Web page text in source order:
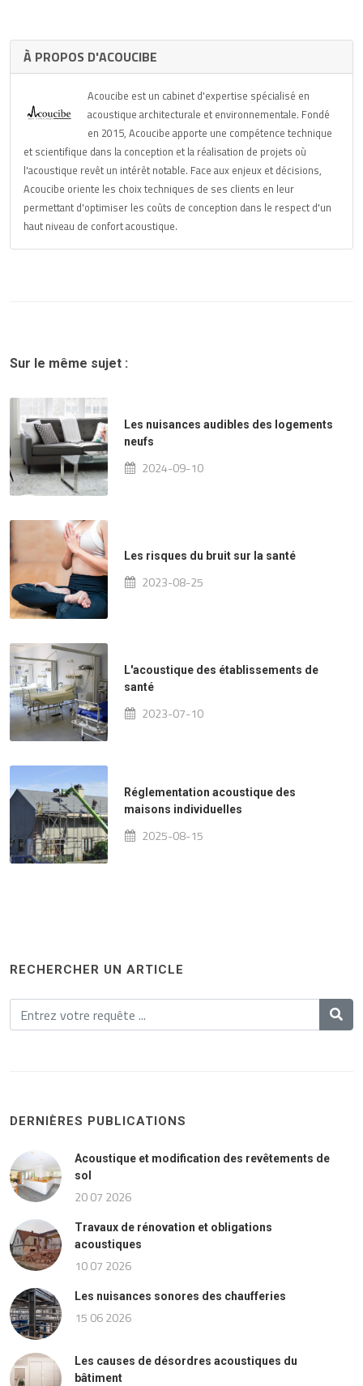
À PROPOS D'ACOUCIBE
Acoucibe est un cabinet d'expertise spécialisé en
acoustique architecturale et environnementale. Fondé
en 2015, Acoucibe apporte une compétence technique
et scientifique dans la conception et la réalisation de projets où
l'acoustique revêt un intérêt notable. Face aux enjeux et décisions,
Acoucibe oriente les choix techniques de ses clients en leur
permettant d'optimiser les coûts de conception dans le respect d'un
haut niveau de confort acoustique.
Sur le même sujet :
Les nuisances audibles des logements
neufs
2024-09-10
Les risques du bruit sur la santé
2023-08-25
L'acoustique des établissements de
santé
2023-07-10
Réglementation acoustique des
maisons individuelles
2025-08-15
RECHERCHER UN ARTICLE
DERNIÈRES PUBLICATIONS
Acoustique et modification des revêtements de
sol
20 07 2026
Travaux de rénovation et obligations
acoustiques
10 07 2026
Les nuisances sonores des chaufferies
15 06 2026
Les causes de désordres acoustiques du
bâtiment